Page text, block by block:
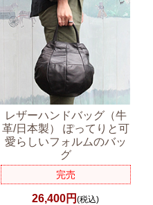
レザーハンドバッグ（牛
革/日本製） ぽってりと可
愛らしいフォルムのバッ
グ
完売
26,400円(税込)